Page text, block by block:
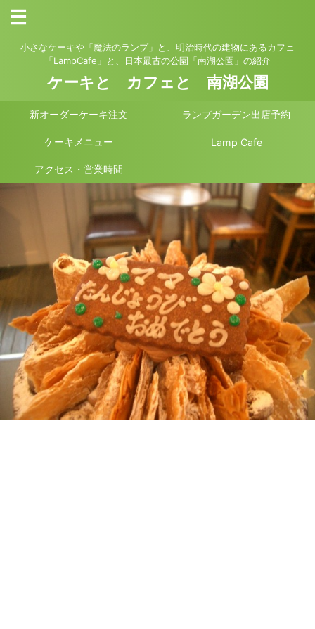
小さなケーキや「魔法のランプ」と、明治時代の建物にあるカフェ
「LampCafe」と、日本最古の公園「南湖公園」の紹介
ケーキと カフェと 南湖公園
新オーダーケーキ注文 ランプガーデン出店予約
ケーキメニュー Lamp Cafe
アクセス・営業時間